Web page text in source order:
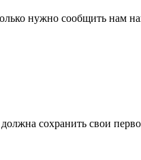
нужно сообщить нам
сохранить свои